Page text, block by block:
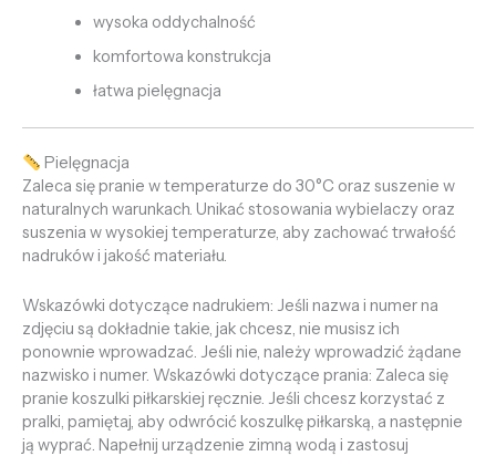
wysoka oddychalność
komfortowa konstrukcja
łatwa pielęgnacja
Pielęgnacja
Zaleca się pranie w temperaturze do 30°C oraz suszenie w
naturalnych warunkach. Unikać stosowania wybielaczy oraz
suszenia w wysokiej temperaturze, aby zachować trwałość
nadruków i jakość materiału.
Wskazówki dotyczące nadrukiem: Jeśli nazwa i numer na
zdjęciu są dokładnie takie, jak chcesz, nie musisz ich
ponownie wprowadzać. Jeśli nie, należy wprowadzić żądane
nazwisko i numer. Wskazówki dotyczące prania: Zaleca się
pranie koszulki piłkarskiej ręcznie. Jeśli chcesz korzystać z
pralki, pamiętaj, aby odwrócić koszulkę piłkarską, a następnie
ją wyprać. Napełnij urządzenie zimną wodą i zastosuj